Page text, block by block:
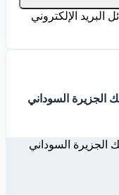
البريد الإلكتروني
الجزيرة السوداني